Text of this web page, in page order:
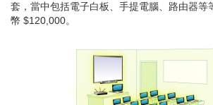
套，當中包括電子白板、手提電腦、路由器等
幣 $120,000。